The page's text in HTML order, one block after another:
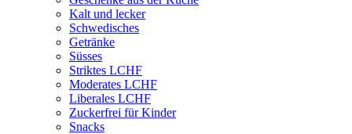
Kalt und lecker
Schwedisches
Getränke
Süsses
Striktes LCHF
Moderates LCHF
Liberales LCHF
Zuckerfrei für Kinder
Snacks